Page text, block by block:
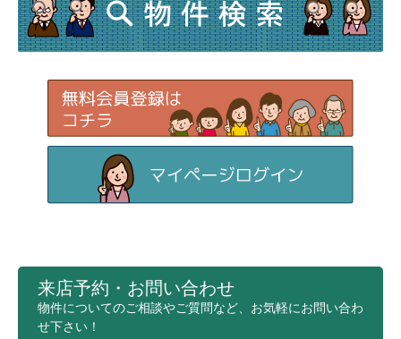
来店予約・お問い合わせ
物件についてのご相談やご質問など、お気軽にお問い合わ
せ下さい！